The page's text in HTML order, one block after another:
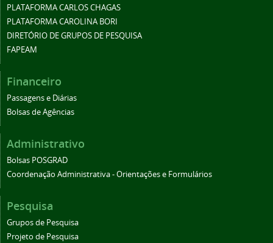
PLATAFORMA CARLOS CHAGAS
PLATAFORMA CAROLINA BORI
DIRETÓRIO DE GRUPOS DE PESQUISA
FAPEAM
Financeiro
Passagens e Diárias
Bolsas de Agências
Administrativo
Bolsas POSGRAD
Coordenação Administrativa - Orientações e Formulários
Pesquisa
Grupos de Pesquisa
Projeto de Pesquisa